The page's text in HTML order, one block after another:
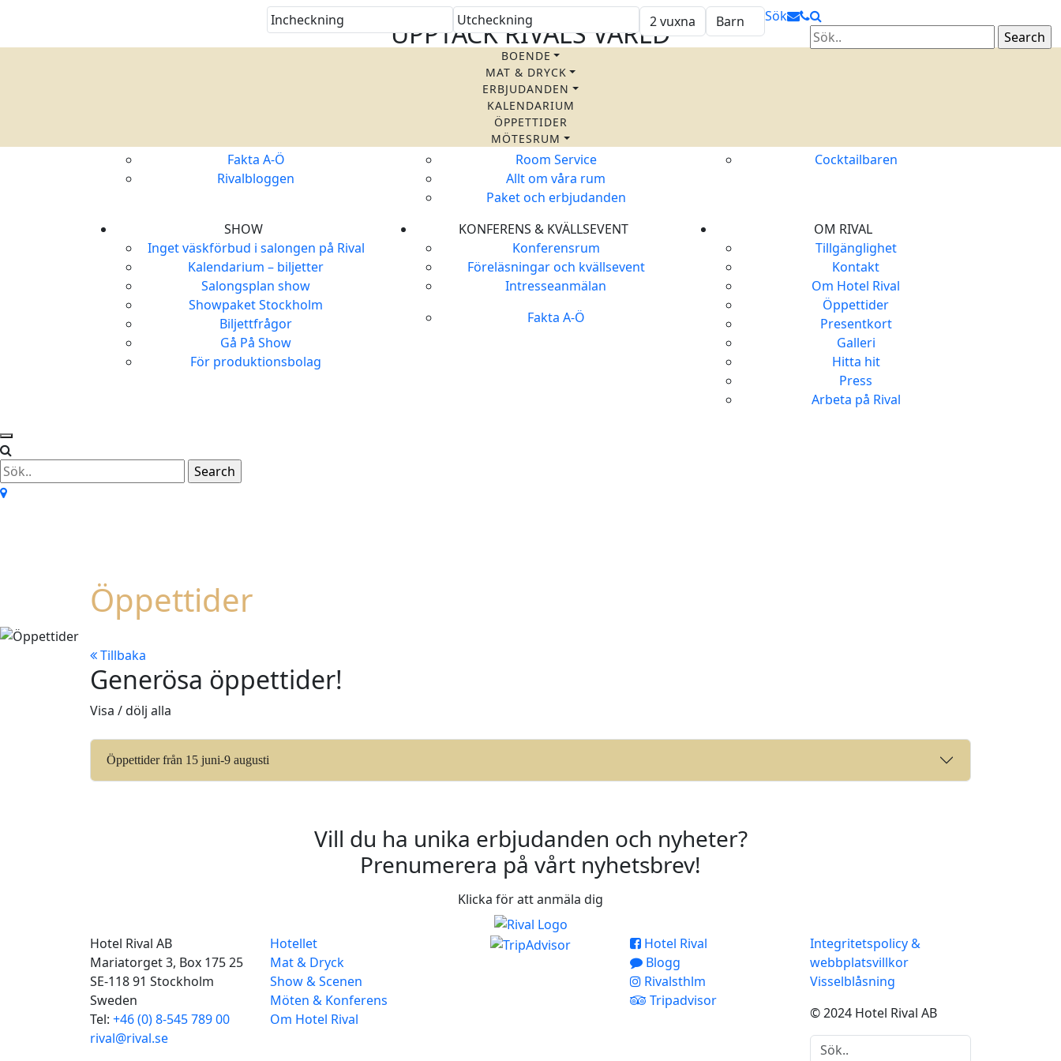
UPPTÄCK RIVALS VÄRLD
Fakta A-Ö
Rivalbloggen
BO PÅ RIVAL
Våra Rum och Sviter
Boka Rum
Boka Rum
Frukostbuffé
Room Service
Allt om våra rum
Paket och erbjudanden
Cocktailbaren
SHOW
Inget väskförbud i salongen på Rival
Kalendarium – biljetter
Salongsplan show
Showpaket Stockholm
Biljettfrågor
Gå På Show
För produktionsbolag
KONFERENS & KVÄLLSEVENT
Konferensrum
Föreläsningar och kvällsevent
Intresseanmälan
Fakta A-Ö
OM RIVAL
Tillgänglighet
Kontakt
Om Hotel Rival
Öppettider
Presentkort
Galleri
Hitta hit
Press
Arbeta på Rival
Sök
BOENDE
MAT & DRYCK
ERBJUDANDEN
KALENDARIUM
ÖPPETTIDER
MÖTESRUM
Öppettider
Tillbaka
Generösa öppettider!
Visa / dölj alla
Öppettider från 15 juni-9 augusti
Vill du ha unika erbjudanden och nyheter?
Prenumerera på vårt nyhetsbrev!
Klicka för att anmäla dig
Hotel Rival AB
Mariatorget 3, Box 175 25
SE-118 91 Stockholm
Sweden
Tel: +46 (0) 8-545 789 00
rival@rival.se
Hotellet
Mat & Dryck
Show & Scenen
Möten & Konferens
Om Hotel Rival
Hotel Rival
Blogg
Rivalsthlm
Tripadvisor
Integritetspolicy &
webbplatsvillkor
Visselblåsning
© 2024 Hotel Rival AB